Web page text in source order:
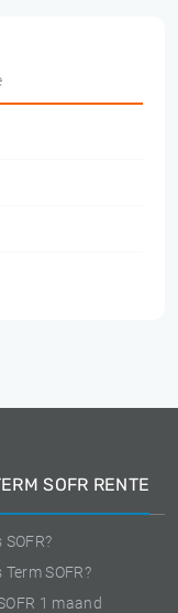
SOFR RENTE
SOFR?
1 maand